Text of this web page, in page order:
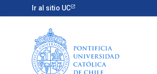
Ir al sitio UC